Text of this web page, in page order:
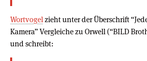
Wortvogel zieht unter der Überschrift
Kamera” Vergleiche zu Orwell (“BILD
und schreibt: